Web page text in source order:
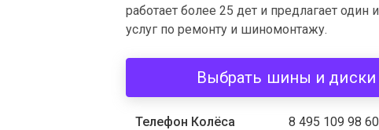
работает более 25 дет и предлагает
услуг по ремонту и шиномонтажу.
Выбрать шины и диски
Телефон Колёса
8 495 109 98 60